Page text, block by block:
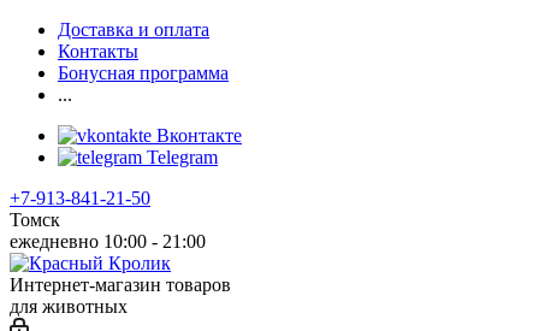
Доставка и оплата
Контакты
Бонусная программа
...
Вконтакте
Telegram
+7-913-841-21-50
Томск
ежедневно 10:00 - 21:00
Интернет-магазин товаров
для животных